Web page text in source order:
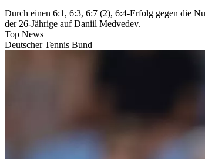
Durch einen 6:1, 6:3, 6:7 (2), 6:4-Erfolg gegen die
der 26-Jährige auf Daniil Medvedev.
Top News
Deutscher Tennis Bund